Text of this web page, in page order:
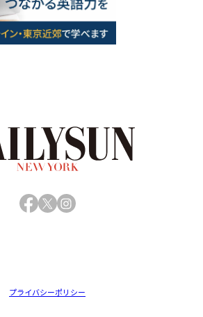
Facebook
X Instagram
プライバシーポリシー